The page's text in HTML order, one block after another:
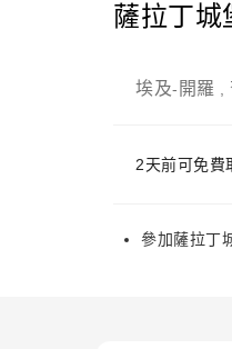
薩拉丁城
埃及- 開羅
2天前可免費
參加薩拉丁